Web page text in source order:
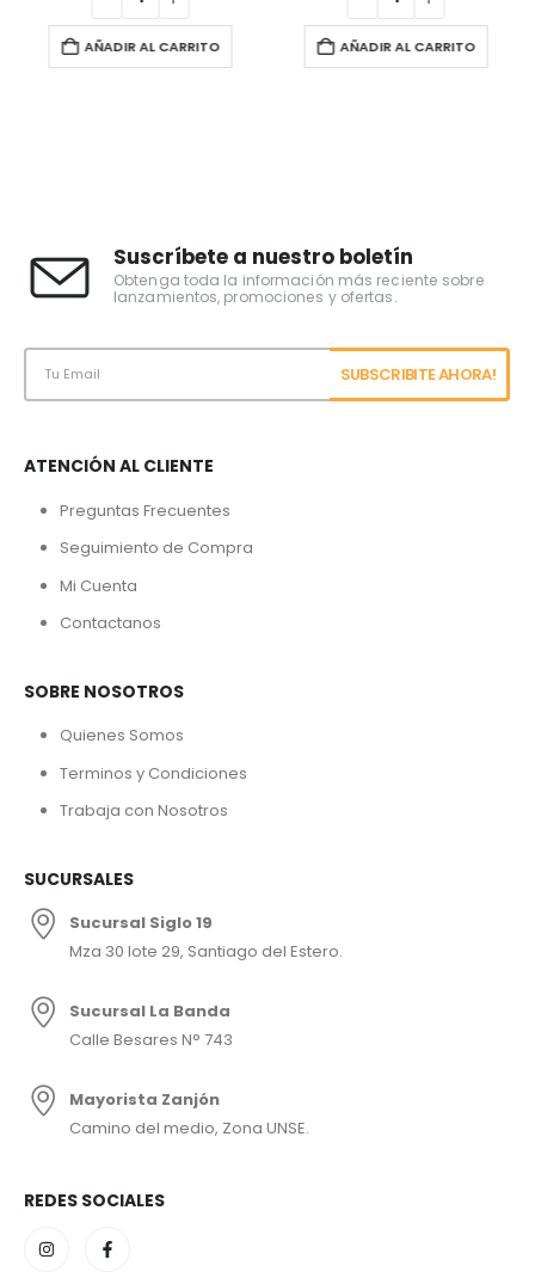
AÑADIR AL CARRITO AÑADIR AL CARRITO
Suscríbete a nuestro boletín
Obtenga toda la información más reciente sobre
lanzamientos, promociones y ofertas.
ATENCIÓN AL CLIENTE
Preguntas Frecuentes
Seguimiento de Compra
Mi Cuenta
Contactanos
SOBRE NOSOTROS
Quienes Somos
Terminos y Condiciones
Trabaja con Nosotros
SUCURSALES
Sucursal Siglo 19
Mza 30 lote 29, Santiago del Estero.
Sucursal La Banda
Calle Besares N° 743
Mayorista Zanjón
Camino del medio, Zona UNSE.
REDES SOCIALES